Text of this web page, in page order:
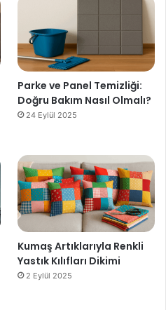
Parke ve Panel Temizliği:
Doğru Bakım Nasıl Olmalı?
24 Eylül 2025
Kumaş Artıklarıyla Renkli
Yastık Kılıfları Dikimi
2 Eylül 2025